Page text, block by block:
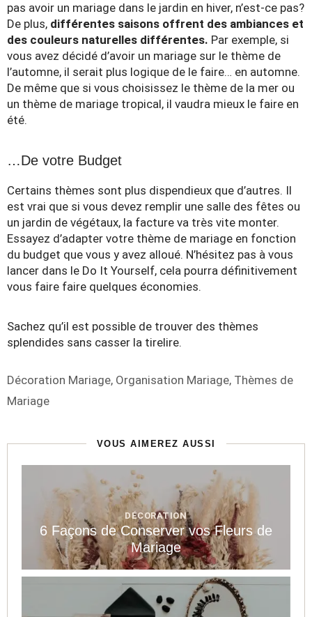
pas avoir un mariage dans le jardin en hiver, n’est-ce pas?
De plus, différentes saisons offrent des ambiances et
des couleurs naturelles différentes. Par exemple, si
vous avez décidé d’avoir un mariage sur le thème de
l’automne, il serait plus logique de le faire… en automne.
De même que si vous choisissez le thème de la mer ou
un thème de mariage tropical, il vaudra mieux le faire en
été.
…De votre Budget
Certains thèmes sont plus dispendieux que d’autres. Il
est vrai que si vous devez remplir une salle des fêtes ou
un jardin de végétaux, la facture va très vite monter.
Essayez d’adapter votre thème de mariage en fonction
du budget que vous y avez alloué. N’hésitez pas à vous
lancer dans le Do It Yourself, cela pourra définitivement
vous faire faire quelques économies.
Sachez qu’il est possible de trouver des thèmes
splendides sans casser la tirelire.
Étiquettes
Décoration Mariage, Organisation Mariage, Thèmes de
Mariage
VOUS AIMEREZ AUSSI
DÉCORATION
6 Façons de Conserver vos Fleurs de
Mariage